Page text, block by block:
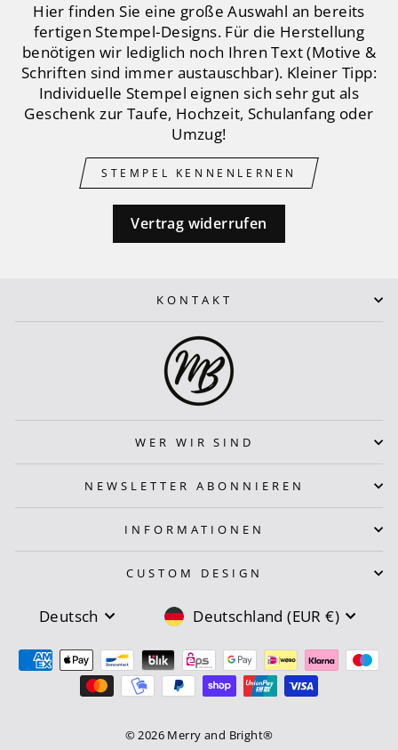
Hier finden Sie eine große Auswahl an bereits
fertigen Stempel-Designs. Für die Herstellung
benötigen wir lediglich noch Ihren Text (Motive &
Schriften sind immer austauschbar). Kleiner Tipp:
Individuelle Stempel eignen sich sehr gut als
Geschenk zur Taufe, Hochzeit, Schulanfang oder
Umzug!
STEMPEL KENNENLERNEN
Vertrag widerrufen
KONTAKT
WER WIR SIND
NEWSLETTER ABONNIEREN
INFORMATIONEN
CUSTOM DESIGN
SPRACHE
Deutsch WÄHRUNG
Deutschland (EUR €)
© 2026 Merry and Bright®